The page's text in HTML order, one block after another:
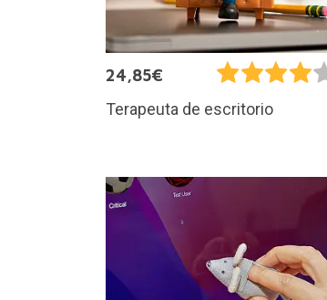
24,85€
Terapeuta de escritorio